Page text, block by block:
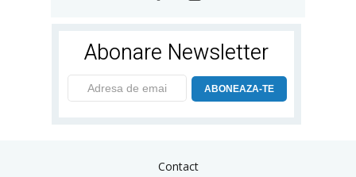
Abonare Newsletter
ABONEAZA-TE
Contact